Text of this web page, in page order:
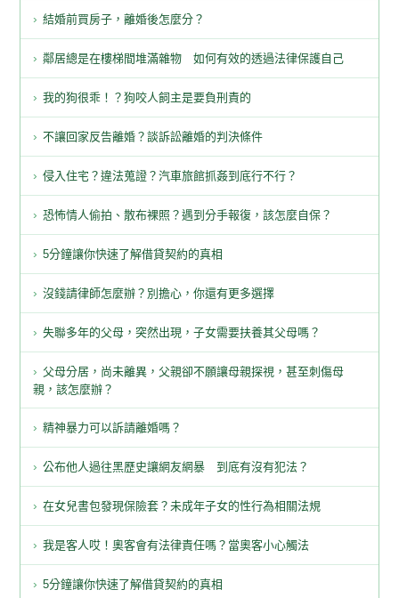
結婚前買房子，離婚後怎麼分？
鄰居總是在樓梯間堆滿雜物 如何有效的透過法律保護自己
我的狗很乖！？狗咬人飼主是要負刑責的
不讓回家反告離婚？談訴訟離婚的判決條件
侵入住宅？違法蒐證？汽車旅館抓姦到底行不行？
恐怖情人偷拍、散布裸照？遇到分手報復，該怎麼自保？
5分鐘讓你快速了解借貸契約的真相
沒錢請律師怎麼辦？別擔心，你還有更多選擇
失聯多年的父母，突然出現，子女需要扶養其父母嗎？
父母分居，尚未離異，父親卻不願讓母親探視，甚至刺傷母
親，該怎麼辦？
精神暴力可以訴請離婚嗎？
公布他人過往黑歷史讓網友網暴 到底有沒有犯法？
在女兒書包發現保險套？未成年子女的性行為相關法規
我是客人哎！奧客會有法律責任嗎？當奧客小心觸法
5分鐘讓你快速了解借貸契約的真相